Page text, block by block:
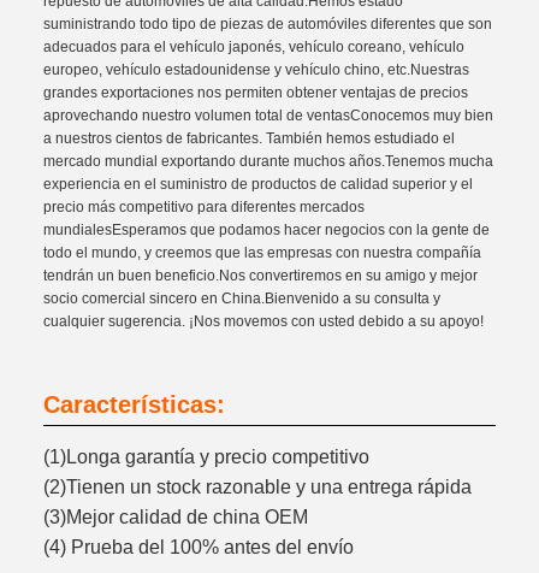
suministrando todo tipo de piezas de automóviles diferentes que son
adecuados para el vehículo japonés, vehículo coreano, vehículo
europeo, vehículo estadounidense y vehículo chino, etc.Nuestras
grandes exportaciones nos permiten obtener ventajas de precios
aprovechando nuestro volumen total de ventasConocemos muy bien
a nuestros cientos de fabricantes. También hemos estudiado el
mercado mundial exportando durante muchos años.Tenemos mucha
experiencia en el suministro de productos de calidad superior y el
precio más competitivo para diferentes mercados
mundialesEsperamos que podamos hacer negocios con la gente de
todo el mundo, y creemos que las empresas con nuestra compañía
tendrán un buen beneficio.Nos convertiremos en su amigo y mejor
socio comercial sincero en China.Bienvenido a su consulta y
cualquier sugerencia. ¡Nos movemos con usted debido a su apoyo!
Características:
(1)Longa garantía y precio competitivo
(2)Tienen un stock razonable y una entrega rápida
(3)Mejor calidad de china OEM
(4) Prueba del 100% antes del envío